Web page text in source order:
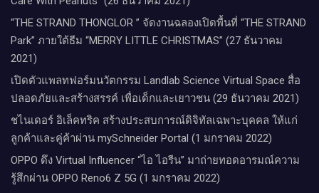
“THE STRAND THONGLOR ” จัดงานฉลองเปิดพื้นที่ “THE STRAND
Park” ภายใต้ธีม “MERRY LITTLE CHRISTMAS” (27 ธันวาคม
2021)
เปิดตัวแพลทฟอร์มนวัตกรรม Landlab Science Virtual Space สื่อ
ปลอดภัยและสร้างสรรค์ เพื่อเด็กและเยาวชน (29 ธันวาคม 2021)
ชไนเดอร์ อิเล็คทริค สร้างประสบการณ์ดิจิทัลเฉพาะบุคคล ให้แก่
ลูกค้าและคู่ค้าผ่าน mySchneider Portal (1 มกราคม 2022)
OPPO ดึง Virtual Influencer “ไอ ไอรีน” มาถ่ายทอดอารมณ์ความ
รู้สึกผ่าน OPPO Reno6 Z 5G (1 มกราคม 2022)